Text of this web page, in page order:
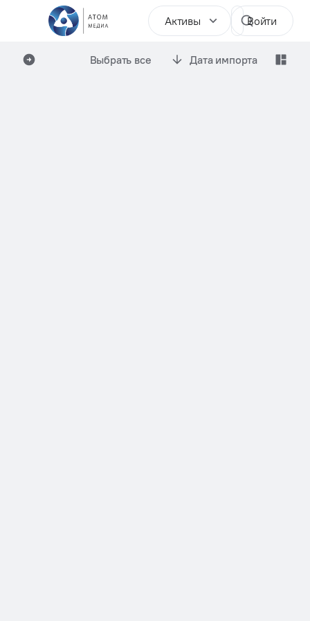
Активы Войти
Выбрать все Дата импорта